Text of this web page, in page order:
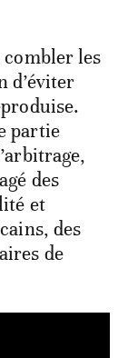
les
d’éviter
partie
des
et
des
de